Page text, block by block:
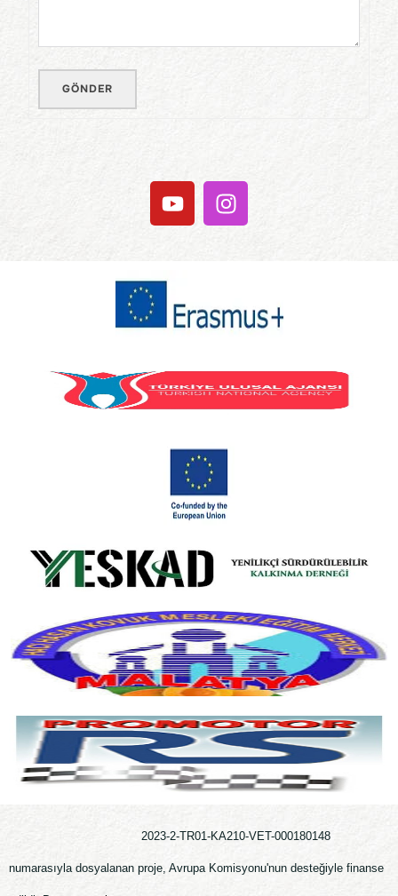
GÖNDER
2023-2-TR01-KA210-VET-000180148
numarasıyla dosyalanan proje, Avrupa Komisyonu'nun desteğiyle finanse